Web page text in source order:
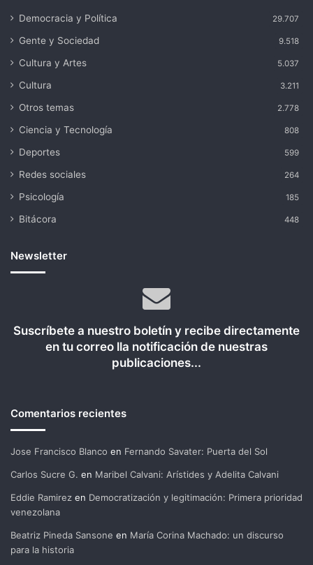
Democracia y Política 29.707
Gente y Sociedad 9.518
Cultura y Artes 5.037
Cultura 3.211
Otros temas 2.778
Ciencia y Tecnología 808
Deportes 599
Redes sociales 264
Psicología 185
Bitácora 448
Newsletter
Suscríbete a nuestro boletín y recibe directamente
en tu correo lla notificación de nuestras
publicaciones...
Comentarios recientes
Jose Francisco Blanco en Fernando Savater: Puerta del Sol
Carlos Sucre G. en Maribel Calvani: Arístides y Adelita Calvani
Eddie Ramirez en Democratización y legitimación: Primera prioridad
venezolana
Beatriz Pineda Sansone en María Corina Machado: un discurso
para la historia